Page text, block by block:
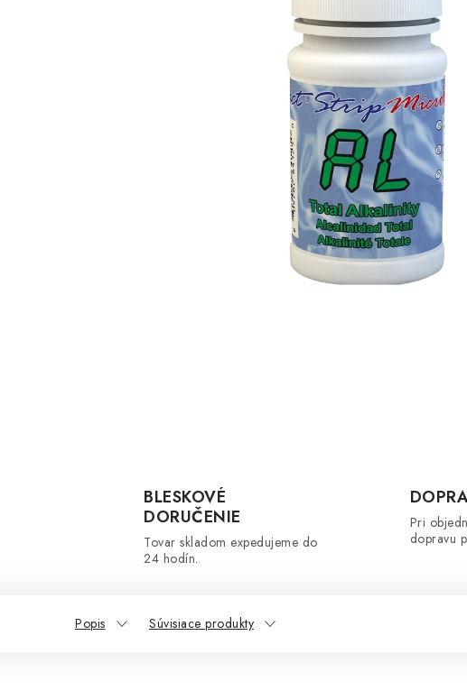
BLESKOVÉ
DORUČENIE
Tovar skladom expedujeme do
24 hodín.
Pri
dopravu
Popis Súvisiace produkty